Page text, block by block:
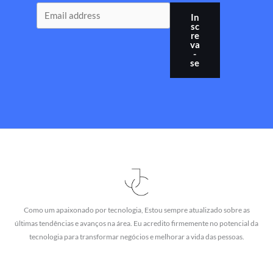
In
sc
re
va
-
se
Como um apaixonado por tecnologia, Estou sempre atualizado sobre as
últimas tendências e avanços na área. Eu acredito firmemente no potencial da
tecnologia para transformar negócios e melhorar a vida das pessoas.